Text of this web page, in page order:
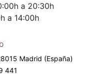
a 20:30h
a 14:00h
Madrid (España)
441